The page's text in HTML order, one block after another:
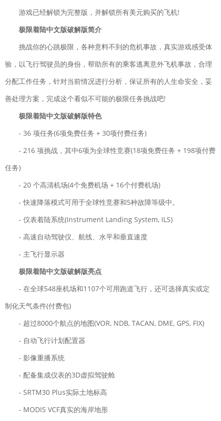
游戏已经解锁为完整版，并解锁所有美元购买的飞机!
极限着陆中文版破解版简介
挑战你的心跳极限，各种意料不到的危机事故，真实游戏感受体
验，以飞行驾驶员的身份，帮助所有的乘客逃离意外飞机事故，合理
分配工作任务，针对当前情况进行分析，保证所有的人生命安全，妥
善处理方案，完成这个看似不可能的极限任务挑战吧!
极限着陆中文版破解版特色
- 36 项任务(6项免费任务 + 30项付费任务)
- 216 项挑战，其中6项为全球性竞赛(18项免费任务 + 198项付费
任务)
- 20 个高清机场(4个免费机场 + 16个付费机场)
- 快速降落模式可用于全球性竞赛和5种故障等级中。
- 仪表着陆系统(Instrument Landing System, ILS)
- 高速自动驾驶仪、航线、水平和垂直速度
- 主飞行显示器
极限着陆中文版破解版亮点
- 在全球548座机场和1107个可用跑道飞行，还可选择真实或定
制化天气条件(付费包)
- 超过8000个航点的地图(VOR, NDB, TACAN, DME, GPS, FIX)
- 自动飞行计划配置器
- 影像重播系统
- 配备集成仪表的3D虚拟驾驶舱
- SRTM30 Plus实际土地标高
- MODIS VCF真实的海岸地形